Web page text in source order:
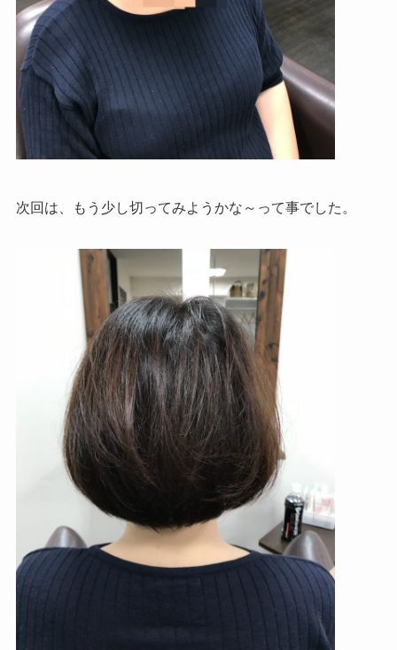
次回は、もう少し切ってみようかな～って事でした。